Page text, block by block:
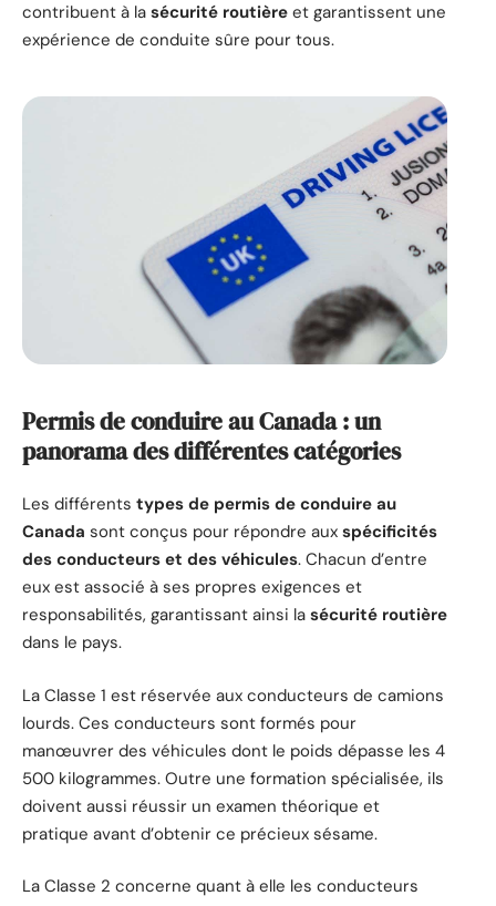
contribuent à la sécurité routière et garantissent une
expérience de conduite sûre pour tous.
Permis de conduire au Canada : un
panorama des différentes catégories
Les différents types de permis de conduire au
Canada sont conçus pour répondre aux spécificités
des conducteurs et des véhicules. Chacun d’entre
eux est associé à ses propres exigences et
responsabilités, garantissant ainsi la sécurité routière
dans le pays.
La Classe 1 est réservée aux conducteurs de camions
lourds. Ces conducteurs sont formés pour
manœuvrer des véhicules dont le poids dépasse les 4
500 kilogrammes. Outre une formation spécialisée, ils
doivent aussi réussir un examen théorique et
pratique avant d’obtenir ce précieux sésame.
La Classe 2 concerne quant à elle les conducteurs